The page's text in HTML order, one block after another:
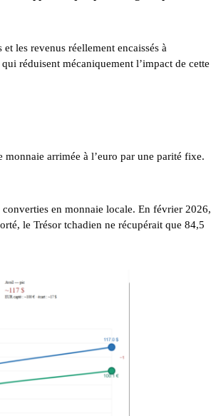
les revenus réellement encaissés à
réduisent mécaniquement l’impact de cette
arrimée à l’euro par une parité fixe.
en monnaie locale. En février 2026,
le Trésor tchadien ne récupérait que 84,5